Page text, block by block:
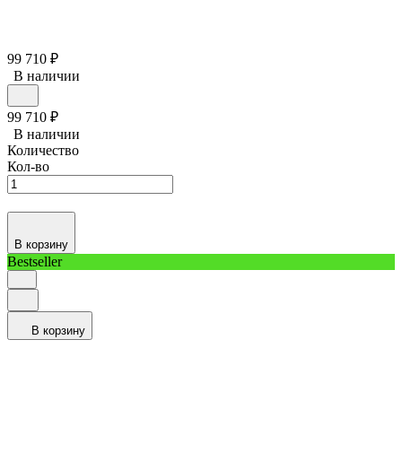
99 710 ₽
В наличии
99 710 ₽
В наличии
Количество
Кол-во
В корзину
Bestseller
В корзину